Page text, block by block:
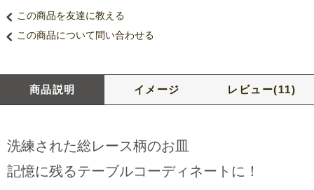
この商品を友達に教える
この商品について問い合わせる
商品説明 イメージ レビュー(11)
洗練された総レース柄のお皿
記憶に残るテーブルコーディネートに！